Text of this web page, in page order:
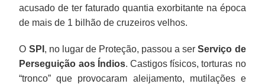
acusado de ter faturado quantia exorbitante na época
de mais de 1 bilhão de cruzeiros velhos.
O SPI , no lugar de Proteção, passou a serServiço de
Perseguição aos Índios. Castigos físicos, torturas no
“tronco” que provocaram aleijamento, mutilações e